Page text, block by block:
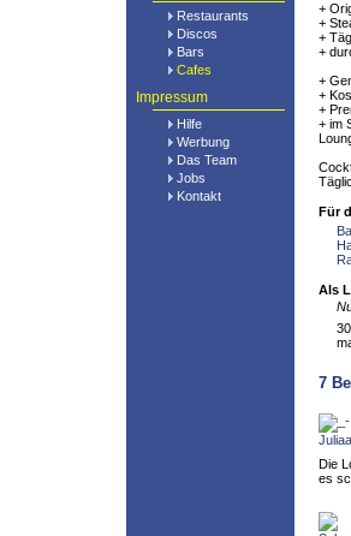
Restaurants
Discos
Bars
Cafes
Impressum
Hilfe
Werbung
Das Team
Jobs
Kontakt
+
+
+
+
+
+
+
+ im
Für
Als
7
Die
es